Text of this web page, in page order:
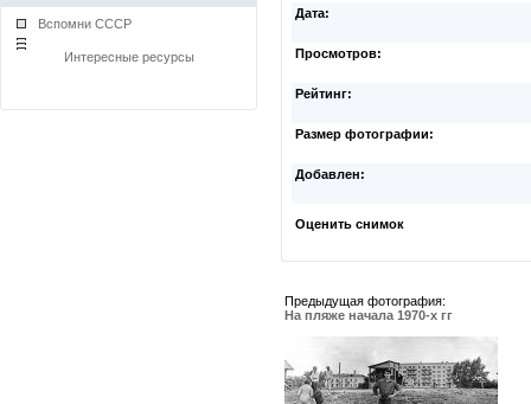
Вспомни СССР
Интересные ресурсы
Дата:
Просмотров:
Рейтинг:
Размер фотографии:
Добавлен:
Оценить снимок
Предыдущая фотография:
На пляже начала 1970-х гг